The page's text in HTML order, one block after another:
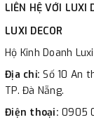
LIÊN HỆ VỚI LUXI
LUXI DECOR
Hộ Kinh Doanh
Địa chỉ: Số 10 An
TP. Đà Nẵng.
Điện thoại: 0905